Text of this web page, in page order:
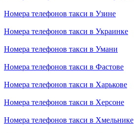
Номера телефонов такси в Узине
Номера телефонов такси в Украинке
Номера телефонов такси в Умани
Номера телефонов такси в Фастове
Номера телефонов такси в Харькове
Номера телефонов такси в Херсоне
Номера телефонов такси в Хмельнике